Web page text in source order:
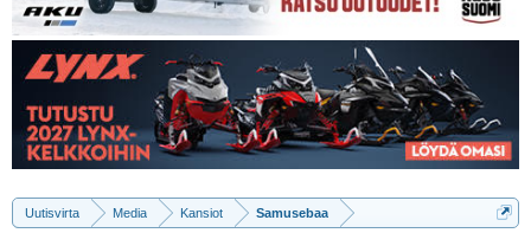
Uutisvirta Media Kansiot Samusebaa